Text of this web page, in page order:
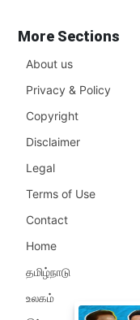
More Sections
About us
Privacy & Policy
Copyright
Disclaimer
Legal
Terms of Use
Contact
Home
தமிழ்நாடு
உலகம்